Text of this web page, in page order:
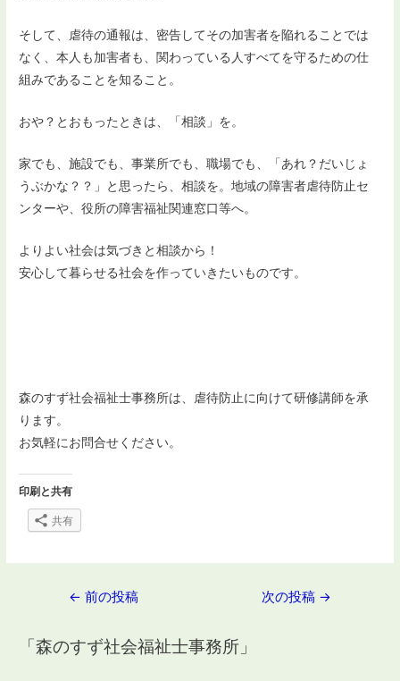
そして、虐待の通報は、密告してその加害者を陥れることでは
なく、本人も加害者も、関わっている人すべてを守るための仕
組みであることを知ること。
おや？とおもったときは、「相談」を。
家でも、施設でも、事業所でも、職場でも、「あれ？だいじょ
うぶかな？？」と思ったら、相談を。地域の障害者虐待防止セ
ンターや、役所の障害福祉関連窓口等へ。
よりよい社会は気づきと相談から！
安心して暮らせる社会を作っていきたいものです。
森のすず社会福祉士事務所は、虐待防止に向けて研修講師を承
ります。
お気軽にお問合せください。
印刷と共有
共有
ナ
← 前の投稿 次の投稿 →
「森のすず社会福祉士事務所」